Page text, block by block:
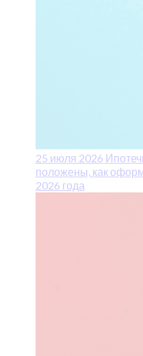
25 июля 2026
положены, как
2026 года